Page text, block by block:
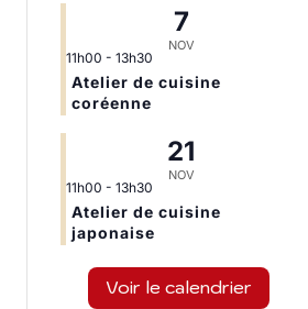
7
NOV
11h00 - 13h30
Atelier de cuisine
coréenne
21
NOV
11h00 - 13h30
Atelier de cuisine
japonaise
Voir le calendrier